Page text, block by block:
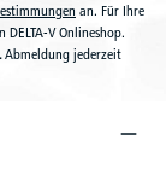
an. Für Ihre
V Onlineshop.
Abmeldung jederzeit